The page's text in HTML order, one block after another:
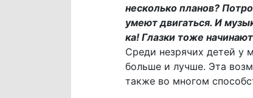
несколько планов?
умеют двигаться. И
ка! Глазки тоже
Среди незрячих детей у
больше и лучше. Эта
также во многом